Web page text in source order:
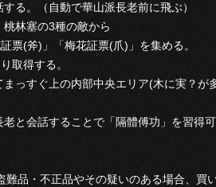
る。（自動で華山派長老前に飛ぶ）
林塞の3種の敵から
票(斧)」「梅花証票(爪)」を集める。
取得する。
まっすぐ上の内部中央エリア(木に実？
と会話することで「隔體傅功」を習得
難品・不正品やその疑いのある場合、買